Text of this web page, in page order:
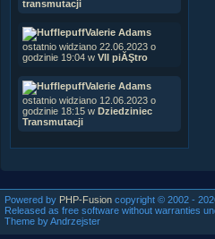
transmutacji
Valerie Adams
ostatnio widziano 22.06.2023 o
godzinie 19:04 w VII piĂŞtro
Valerie Adams
ostatnio widziano 12.06.2023 o
godzinie 18:15 w Dziedziniec
Transmutacji
Powered by PHP-Fusion copyright © 2002 -
Released as free software without warranties
Theme by Andrzejster